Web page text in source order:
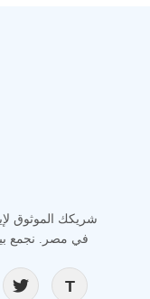
شريكك الموثوق
في مصر. نجمع